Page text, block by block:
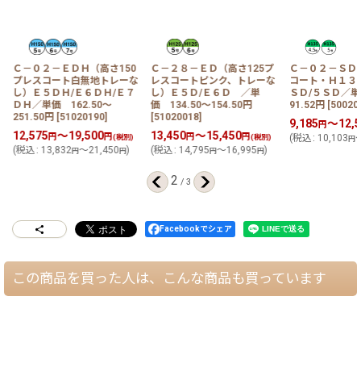
Ｃ－０２－ＥＤＨ（高さ150
プレスコート白無地トレーな
し）Ｅ５ＤＨ/Ｅ６ＤＨ/Ｅ７
ＤＨ／単価 162.50〜
251.50円
51020190]
12,575円～19,500円(税別)
(税込: 13,832円～21,450円)
Ｃ－２８－ＥＤ（高さ125プ
レスコートピンク、トレーな
し）Ｅ５Ｄ/Ｅ６Ｄ ／単
価 134.50〜154.50円
[51020018]
13,450円～15,450円(税別)
(税込: 14,795円～16,995円)
Ｃ－０２－ＳＤ
コート・Ｈ１３
ＳＤ/５ＳＤ／
91.52円 [
9,185 円～
(税込 : 10,103円
2 / 3
Facebookでシェア
この商品を買った人は、こんな商品も買っています